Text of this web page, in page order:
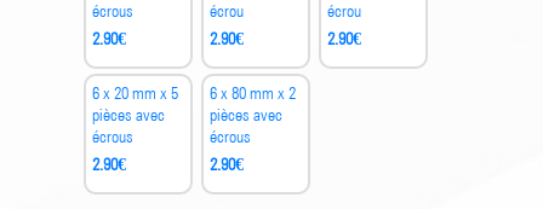
écrous
2.90€
écrou
2.90€
écrou
2.90€
6 x 20 mm x 5
pièces avec
écrous
2.90€
6 x 80 mm x 2
pièces avec
écrous
2.90€